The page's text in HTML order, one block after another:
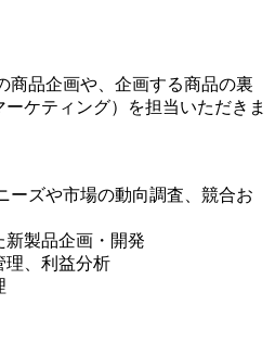
商品企画や、企画する商品の裏
ケティング）を担当いただきま
ーズや市場の動向調査、競合お
新製品企画・開発
理、利益分析